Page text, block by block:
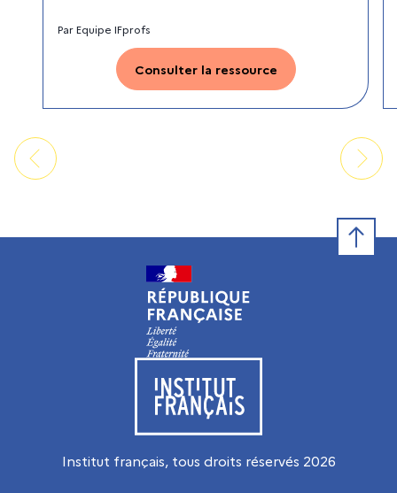
ParEquipe IFprofs
Consulter la ressource
Visiter le site de l’Institut français
Institut français, tous droits réservés 2026